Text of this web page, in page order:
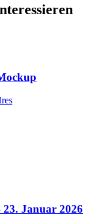
23. Januar 2026